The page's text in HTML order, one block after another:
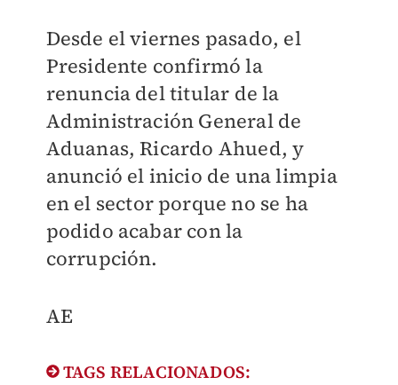
Desde el viernes pasado, el
Presidente confirmó la
renuncia del titular de la
Administración General de
Aduanas, Ricardo Ahued, y
anunció el inicio de una limpia
en el sector porque no se ha
podido acabar con la
corrupción.
AE
TAGS RELACIONADOS: